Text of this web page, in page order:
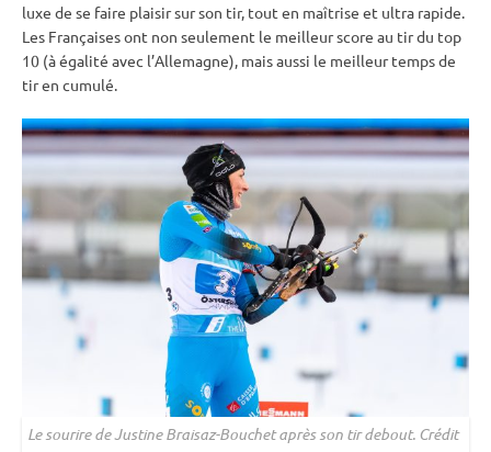
luxe de se faire plaisir sur son tir, tout en maîtrise et ultra rapide.
Les Françaises ont non seulement le meilleur score au tir du top
10 (à égalité avec l’Allemagne), mais aussi le meilleur temps de
tir en cumulé.
Le sourire de Justine Braisaz-Bouchet après son tirdebout. Crédit